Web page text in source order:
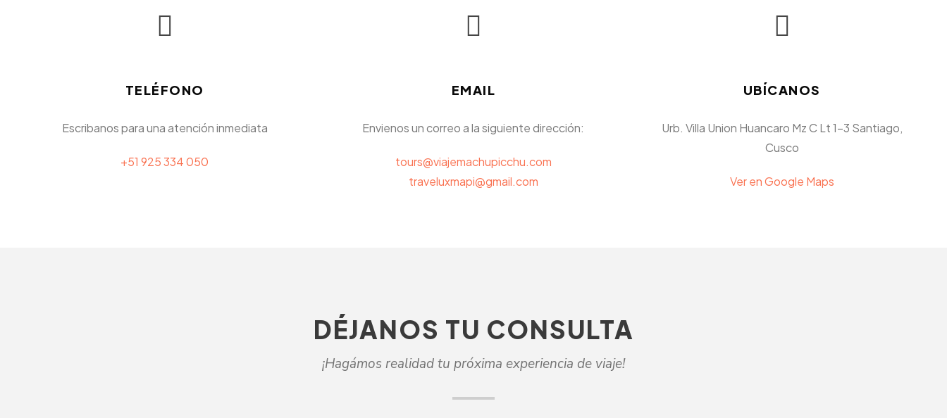
TELÉFONO
Escribanos para una atención inmediata
+51 925 334 050
EMAIL
Envienos un correo a la siguiente dirección:
tours@viajemachupicchu.com
traveluxmapi@gmail.com
UBÍCANOS
Urb. Villa Union Huancaro Mz C Lt 1-3 Santiago,
Cusco
Ver en Google Maps
DÉJANOS TU CONSULTA
¡Hagámos realidad tu próxima experiencia de viaje!